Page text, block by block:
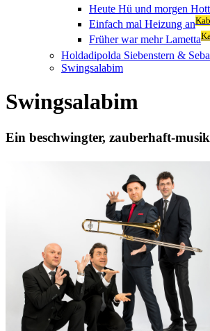
Heute Hü und morgen Hott
Einfach mal Heizung an
Früher war mehr Lametta
Holdadipolda Siebenstern &
Swingsalabim
Swingsalabim
Ein beschwingter, zauberhaft-